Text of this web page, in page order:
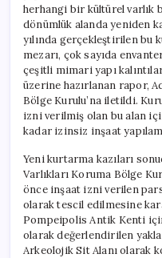
herhangi bir kültürel varlık
dönümlük alanda yeniden
yılında gerçekleştirilen bu
mezarı, çok sayıda
çeşitli mimari yapı
üzerine hazırlanan rapor,
Bölge Kurulu’na iletildi.
izni verilmiş olan bu alan
kadar izinsiz inşaat
Yeni kurtarma kazıları
Varlıkları Koruma Bölge
önce inşaat izni verilen
olarak tescil edilmesine
Pompeipolis Antik Kenti
olarak değerlendirilen
Arkeolojik Sit Alanı olarak